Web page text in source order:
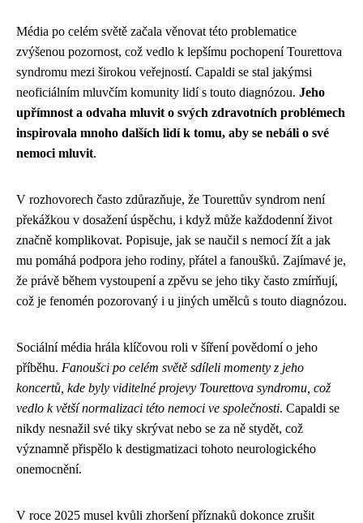
Média po celém světě začala věnovat této problematice
zvýšenou pozornost, což vedlo k lepšímu pochopení Tourettova
syndromu mezi širokou veřejností. Capaldi se stal jakýmsi
neoficiálním mluvčím komunity lidí s touto diagnózou. Jeho
upřímnost a odvaha mluvit o svých zdravotních problémech
inspirovala mnoho dalších lidí k tomu, aby se nebáli o své
nemoci mluvit.
V rozhovorech často zdůrazňuje, že Tourettův syndrom není
překážkou v dosažení úspěchu, i když může každodenní život
značně komplikovat. Popisuje, jak se naučil s nemocí žít a jak
mu pomáhá podpora jeho rodiny, přátel a fanoušků. Zajímavé je,
že právě během vystoupení a zpěvu se jeho tiky často zmírňují,
což je fenomén pozorovaný i u jiných umělců s touto diagnózou.
Sociální média hrála klíčovou roli v šíření povědomí o jeho
příběhu. Fanoušci po celém světě sdíleli momenty z jeho
koncertů, kde byly viditelné projevy Tourettova syndromu, což
vedlo k větší normalizaci této nemoci ve společnosti. Capaldi se
nikdy nesnažil své tiky skrývat nebo se za ně stydět, což
významně přispělo k destigmatizaci tohoto neurologického
onemocnění.
V roce 2025 musel kvůli zhoršení příznaků dokonce zrušit